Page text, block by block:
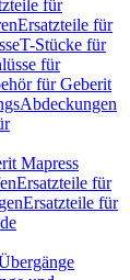
für
Ersatzteile für
T-Stücke für
für
für Geberit
Abdeckungen
Mapress
Ersatzteile für
Ersatzteile für